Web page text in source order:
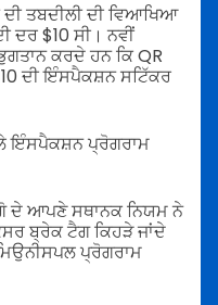
ਤਬਦੀਲੀ ਦੀ ਵਿਆਖਿਆ
ਦਰ $10 ਸੀ। ਨਵੀਂ
ਕਰਦੇ ਹਨ ਕਿ QR
ਦੀ ਇੰਸਪੈਕਸ਼ਨ ਸਟਿੱਕਰ
ਇੰਸਪੈਕਸ਼ਨ ਪ੍ਰੋਗਰਾਮ
ਦੇ ਆਪਣੇ ਸਥਾਨਕ ਨਿਯਮ ਨੇ
ਬ੍ਰੇਕ ਟੈਗ ਕਿਹੜੇ ਜਾਂਦੇ
ਪ੍ਰੋਗਰਾਮ